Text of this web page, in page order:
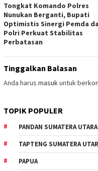
Tongkat Komando Polres
Nunukan Berganti, Bupati
Optimistis Sinergi Pemda
Polri Perkuat Stabilitas
Perbatasan
Tinggalkan Balasan
Anda harus masukuntuk
TOPIK POPULER
PANDAN SUMATERA UTARA
TAPTENG SUMATERA
PAPUA